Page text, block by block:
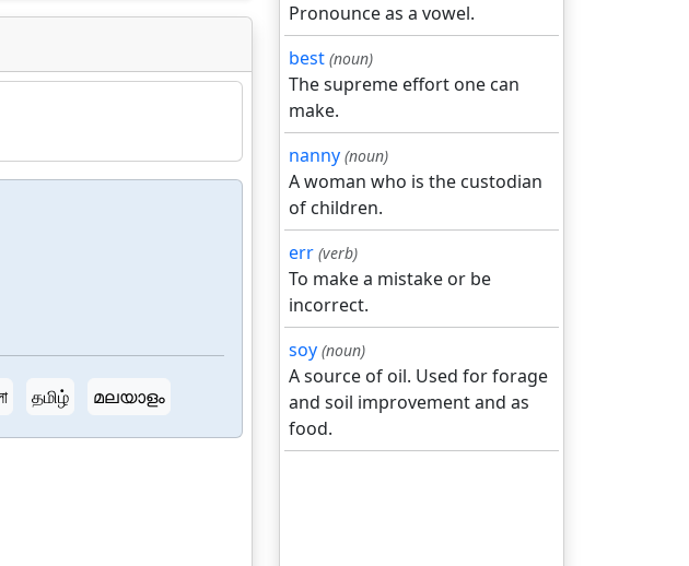
தமிழ் മലയാളം
Pronounce as a vowel.
best (noun)
The supreme effort one can
make.
nanny (noun)
A woman who is the custodian
of children.
err (verb)
To make a mistake or be
incorrect.
soy (noun)
A source of oil. Used for forage
and soil improvement and as
food.